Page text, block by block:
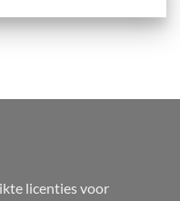
licenties voor